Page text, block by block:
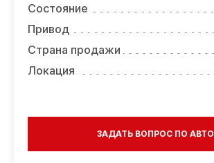
Состояние
Привод
Страна продажи
Локация
ЗАДАТЬ ВОПРОС ПО АВТО